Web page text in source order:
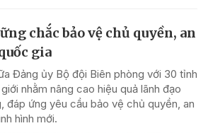
chắc bảo vệ chủ quyền, an
gia
Đảng ủy Bộ đội Biên phòng với 30 tỉnh
nhằm nâng cao hiệu quả lãnh đạo
đáp ứng yêu cầu bảo vệ chủ quyền, an
hình mới.